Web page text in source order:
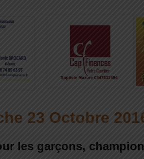
23 Octobre
les garçons,